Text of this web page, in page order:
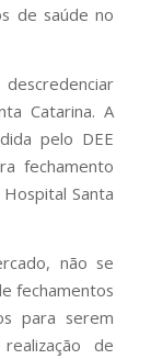
de saúde no
Catarina. A
pelo DEE
fechamento
Santa
não se
fechamentos
para serem
de